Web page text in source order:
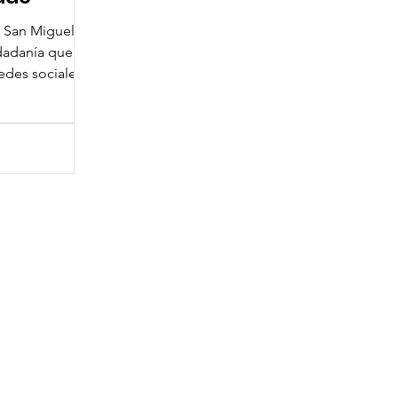
Miguel de
que la
sociales
falsa.